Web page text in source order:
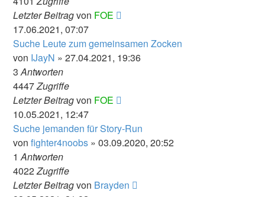
Letzter Beitragvon FOE
17.06.2021, 07:07
Suche Leute zum gemeinsamen Zocken
von IJayN » 27.04.2021, 19:36
3Antworten
4447Zugriffe
Letzter Beitragvon FOE
10.05.2021, 12:47
Suche jemanden für Story-Run
vonfighter4noobs » 03.09.2020, 20:52
1Antworten
4022Zugriffe
Letzter Beitragvon Brayden